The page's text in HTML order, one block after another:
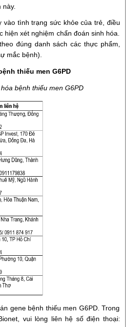
tình trạng sức khỏe của trẻ, điều
xét nghiệm chẩn đoán sinh hóa.
đúng danh sách các thực phẩm,
mắc bệnh).
thiếu men G6PD
bệnh thiếu men G6PD
gene bệnh thiếu men G6PD. Trong
vui lòng liên hệ số điện thoại: